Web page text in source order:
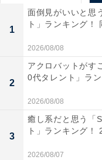
1
面倒見がいいと思
ト」ランキング！
2026/08/08
2
アクロバットがす
0代タレント」ラ
2026/08/08
3
癒し系だと思う「
ト」ランキング！
2026/08/07